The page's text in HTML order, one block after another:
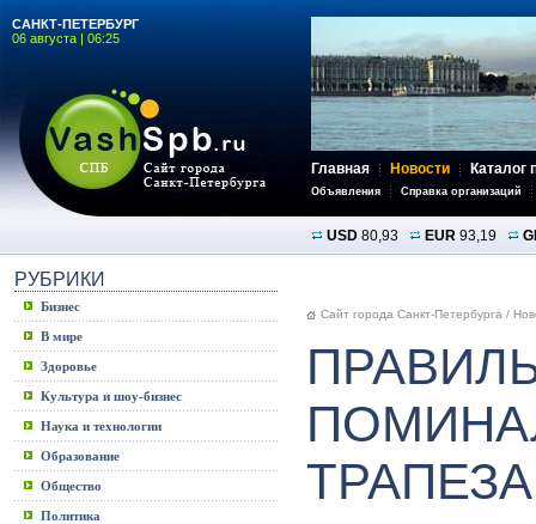
САНКТ-ПЕТЕРБУРГ
06 августа | 06:25
Главная Новости Каталог
Объявления Справка организаций
USD 80,93 EUR 93,19
РУБРИКИ
Бизнес
В мире
Здоровье
Культура и шоу-бизнес
Наука и технологии
Образование
Общество
Политика
Сайт города Санкт-Петербурга /